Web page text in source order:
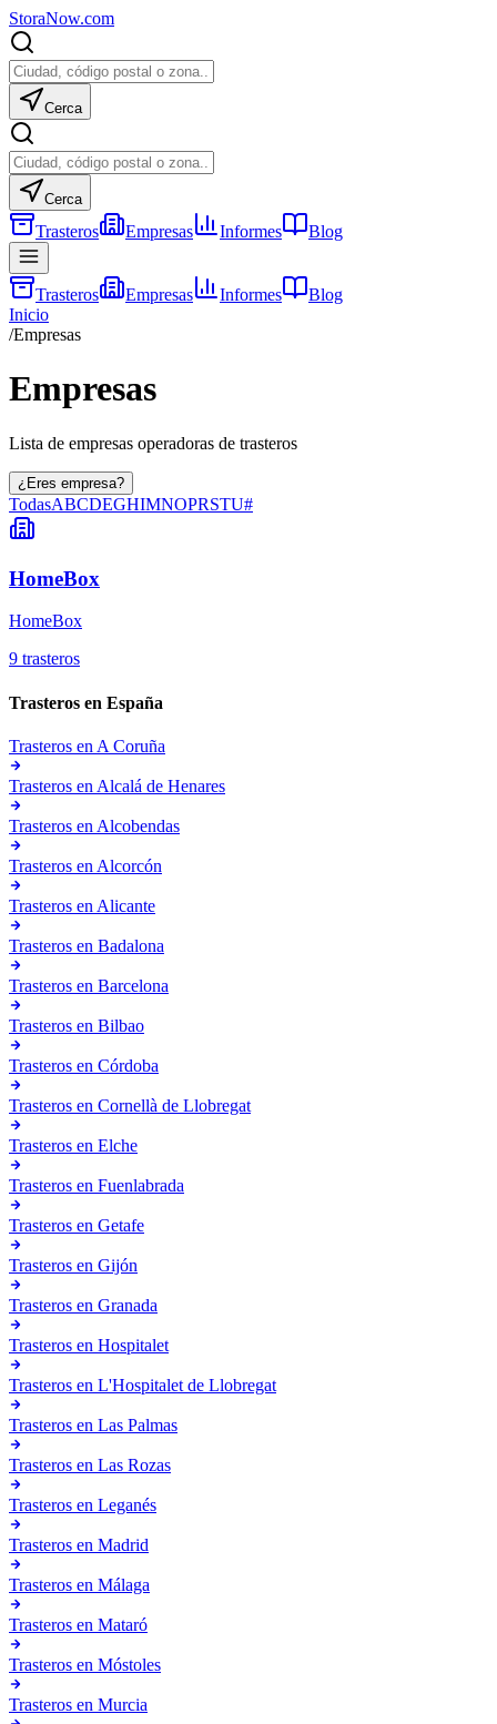
StoraNow.com
Cerca
Cerca
Trasteros Empresas Informes Blog
Trasteros Empresas Informes
Blog
Inicio
/Empresas
Empresas
Lista de empresas operadoras de trasteros
¿Eres empresa?
TodasABCDEGHIMNOPRSTU#
HomeBox
HomeBox
9 trasteros
Trasteros en España
Trasteros en A Coruña
Trasteros en Alcalá de Henares
Trasteros en Alcobendas
Trasteros en Alcorcón
Trasteros en Alicante
Trasteros en Badalona
Trasteros en Barcelona
Trasteros en Bilbao
Trasteros en Córdoba
Trasteros en Cornellà de Llobregat
Trasteros en Elche
Trasteros en Fuenlabrada
Trasteros en Getafe
Trasteros en Gijón
Trasteros en Granada
Trasteros en Hospitalet
Trasteros en L'Hospitalet de Llobregat
Trasteros en Las Palmas
Trasteros en Las Rozas
Trasteros en Leganés
Trasteros en Madrid
Trasteros en Málaga
Trasteros en Mataró
Trasteros en Móstoles
Trasteros en Murcia